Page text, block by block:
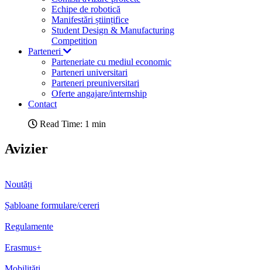
Echipe de robotică
Manifestări științifice
Student Design & Manufacturing
Competition
Parteneri
Parteneriate cu mediul economic
Parteneri universitari
Parteneri preuniversitari
Oferte angajare/internship
Contact
Read Time: 1 min
Avizier
Noutăți
Șabloane formulare/cereri
Regulamente
Erasmus+